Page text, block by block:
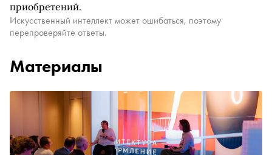
приобретений.
Искусственный интеллект может ошибаться, поэтому
перепроверяйте ответы.
Материалы